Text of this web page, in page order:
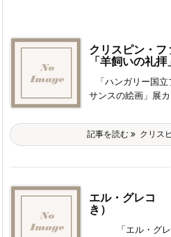
クリスピン・
「羊飼いの礼拝
「ハンガリー国
サンスの絵画」展
記事を読む クリスピ
エル・グレコ
き）
「エル・グレ